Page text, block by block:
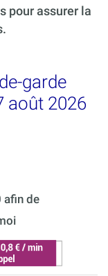
pour assurer la
garde
août 2026
afin de